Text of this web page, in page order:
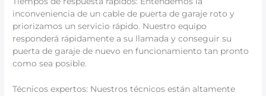
inconveniencia de un cable de puerta de garaje roto y
priorizamos un servicio rápido. Nuestro equipo
responderá rápidamente a su llamada y conseguir su
puerta de garaje de nuevo en funcionamiento tan pronto
como sea posible.
Técnicos expertos: Nuestros técnicos están altamente